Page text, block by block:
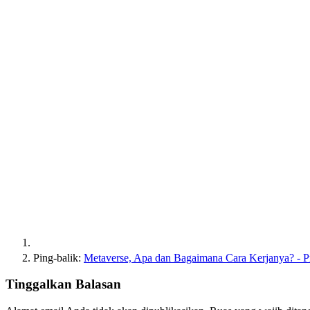
Ping-balik: Metaverse, Apa dan Bagaimana Cara Kerjanya? -
Tinggalkan Balasan